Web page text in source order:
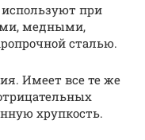
при
медными,
сталью.
Имеет все те же
хрупкость.